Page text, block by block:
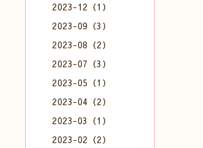
2023-12（1）
2023-09（3）
2023-08（2）
2023-07（3）
2023-05（1）
2023-04（2）
2023-03（1）
2023-02（2）